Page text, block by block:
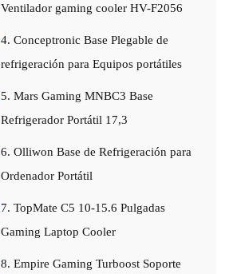
Ventilador gaming cooler HV-F2056
4. Conceptronic Base Plegable de
refrigeración para Equipos portátiles
5. Mars Gaming MNBC3 Base
Refrigerador Portátil 17,3
6. Olliwon Base de Refrigeración para
Ordenador Portátil
7. TopMate C5 10-15.6 Pulgadas
Gaming Laptop Cooler
8. Empire Gaming Turboost Soporte